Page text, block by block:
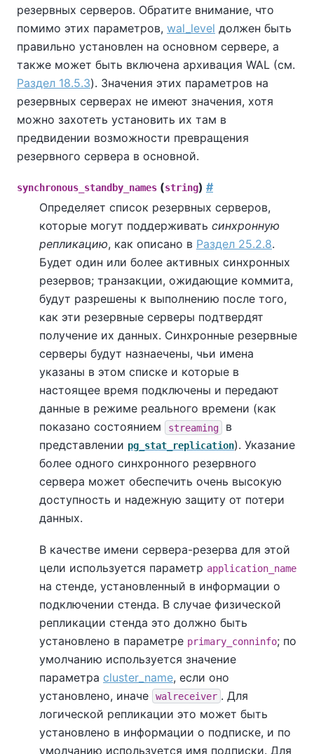
резервных серверов. Обратите внимание, что
помимо этих параметров, wal_level должен быть
правильно установлен на основном сервере, а
также может быть включена архивация WAL (см.
Раздел 18.5.3). Значения этих параметров на
резервных серверах не имеют значения, хотя
можно захотеть установить их там в
предвидении возможности превращения
резервного сервера в основной.
synchronous_standby_names (string) #
Определяет список резервных серверов,
которые могут поддерживать синхронную
репликацию, как описано в Раздел 25.2.8.
Будет один или более активных синхронных
резервов; транзакции, ожидающие коммита,
будут разрешены к выполнению после того,
как эти резервные серверы подтвердят
получение их данных. Синхронные резервные
серверы будут назнаечены, чьи имена
указаны в этом списке и которые в
настоящее время подключены и передают
данные в режиме реального времени (как
показано состоянием
streaming
в
представлении pg_stat_replication). Указание
более одного синхронного резервного
сервера может обеспечить очень высокую
доступность и надежную защиту от потери
данных.
В качестве имени сервера-резерва для этой
цели используется параметр application_name
на стенде, установленный в информации о
подключении стенда. В случае физической
репликации стенда это должно быть
установлено в параметре primary_conninfo; по
умолчанию используется значение
параметра cluster_name, если оно
установлено, иначе
walreceiver . Для
логической репликации это может быть
установлено в информации о подписке, и по
умолчанию используется имя подписки. Для